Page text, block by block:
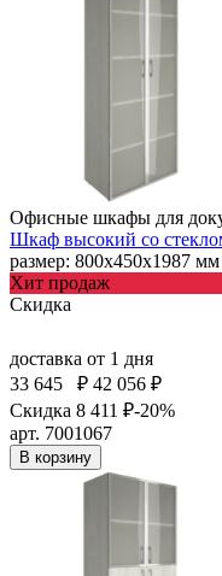
Офисные шкафы для
Шкаф высокий со
размер: 800х450х1987 мм
Хит продаж
Скидка
доставка от 1 дня
33 645
₽ 42 056 ₽
Скидка 8 411 ₽-20%
арт. 7001067
В корзину